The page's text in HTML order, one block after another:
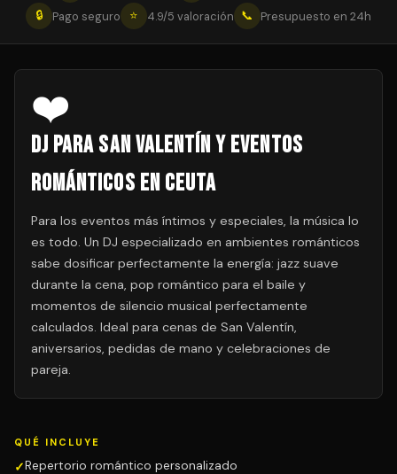
🔒
Pago seguro ⭐ 4.9/5 valoración 📞 Presupuesto en 24h
❤️
DJ para San Valentín y Eventos
Románticos en Ceuta
Para los eventos más íntimos y especiales, la música lo
es todo. Un DJ especializado en ambientes románticos
sabe dosificar perfectamente la energía: jazz suave
durante la cena, pop romántico para el baile y
momentos de silencio musical perfectamente
calculados. Ideal para cenas de San Valentín,
aniversarios, pedidas de mano y celebraciones de
pareja.
QUÉ INCLUYE
Repertorio romántico personalizado